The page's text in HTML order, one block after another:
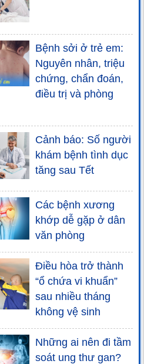
Bệnh sởi ở trẻ em:
Nguyên nhân, triệu
chứng, chẩn đoán,
điều trị và phòng
Cảnh báo: Số người
khám bệnh tình dục
tăng sau Tết
Các bệnh xương
khớp dễ gặp ở dân
văn phòng
Điều hòa trở thành
“ổ chứa vi khuẩn”
sau nhiều tháng
không vệ sinh
Những ai nên đi tầm
soát ung thư gan?